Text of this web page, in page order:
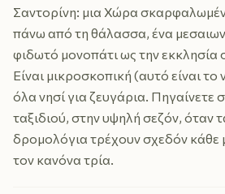
Σαντορίνη: μια Χώρα
πάνω από τη θάλασσα, ένα
φιδωτό μονοπάτι ως την εκκλησία
Είναι μικροσκοπική (αυτό είναι
όλα νησί για ζευγάρια. Πηγαίνετε
ταξιδιού, στην υψηλή σεζόν, όταν
δρομολόγια τρέχουν σχεδόν κάθε
τον κανόνα τρία.